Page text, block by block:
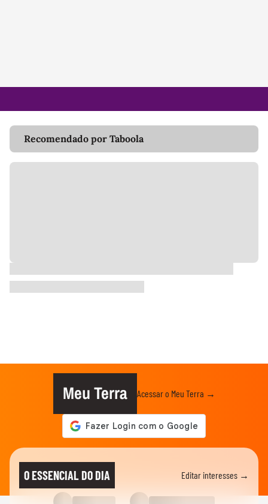
Recomendado por Taboola
Meu Terra Acessar o Meu Terra →
O ESSENCIAL DO DIA Editar interesses →